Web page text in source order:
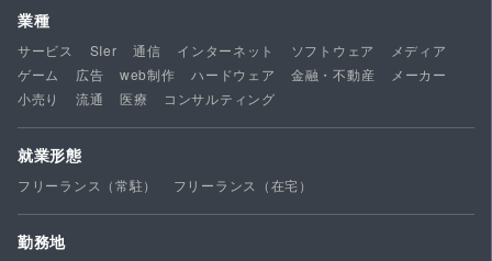
業種
サービス SIer 通信 インターネット ソフトウェア
メディア
ゲーム
広告 web制作 ハードウェア 金融・不動産
メーカー
小売り
流通 医療 コンサルティング
就業形態
フリーランス（常駐） フリーランス（在宅）
勤務地